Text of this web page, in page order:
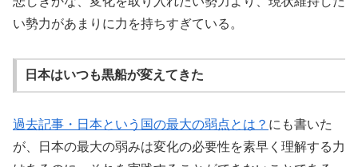
い勢力があまりに力を持ちすぎている。
日本はいつも黒船が変えてきた
過去記事・日本という国の最大の弱点とは？ にも書いた
が、日本の最大の弱みは変化の必要性を素早く理解する力